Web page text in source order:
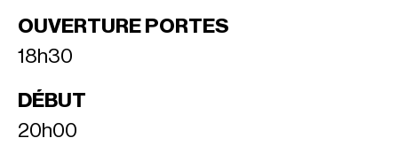
OUVERTURE PORTES
18h30
DÉBUT
20h00